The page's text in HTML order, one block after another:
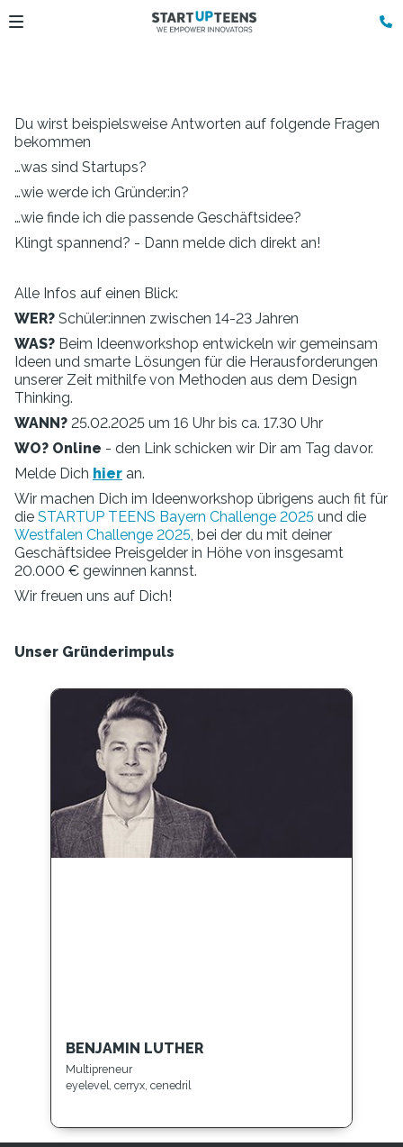
Du wirst beispielsweise Antworten auf folgende Fragen
bekommen
…was sind Startups?
…wie werde ich Gründer:in?
…wie finde ich die passende Geschäftsidee?
Klingt spannend? - Dann melde dich direkt an!
Alle Infos auf einen Blick:
WER? Schüler:innen zwischen 14-23 Jahren
WAS? Beim Ideenworkshop entwickeln wir gemeinsam
Ideen und smarte Lösungen für die Herausforderungen
unserer Zeit mithilfe von Methoden aus dem Design
Thinking.
WANN? 25.02.2025 um 16 Uhr bis ca. 17.30 Uhr
WO? Online - den Link schicken wir Dir am Tag davor.
Melde Dich hier an.
Wir machen Dich im Ideenworkshop übrigens auch fit für
die STARTUP TEENS Bayern Challenge 2025 und die
Westfalen Challenge 2025, bei der du mit deiner
Geschäftsidee Preisgelder in Höhe von insgesamt
20.000 € gewinnen kannst.
Wir freuen uns auf Dich!
Unser Gründerimpuls
BENJAMIN LUTHER
Multipreneur
eyelevel, cerryx, cenedril